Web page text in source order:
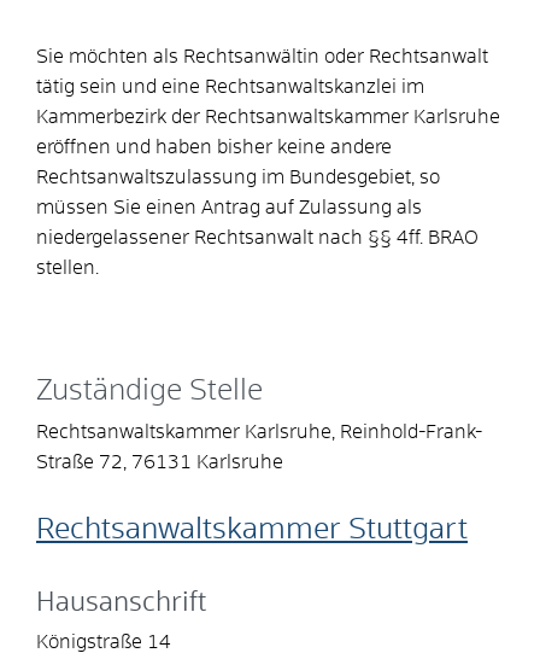
Sie möchten als Rechtsanwältin oder Rechtsanwalt
tätig sein und eine Rechtsanwaltskanzlei im
Kammerbezirk der Rechtsanwaltskammer Karlsruhe
eröffnen und haben bisher keine andere
Rechtsanwaltszulassung im Bundesgebiet, so
müssen Sie einen Antrag auf Zulassung als
niedergelassener Rechtsanwalt nach §§ 4ff. BRAO
stellen.
Zuständige Stelle
Rechtsanwaltskammer Karlsruhe, Reinhold-Frank-
Straße 72, 76131 Karlsruhe
Rechtsanwaltskammer Stuttgart
Hausanschrift
Königstraße 14